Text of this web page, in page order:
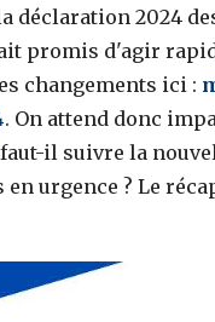
2024
promis d'agir
changements ici :
. On attend donc
il suivre la
urgence ? Le